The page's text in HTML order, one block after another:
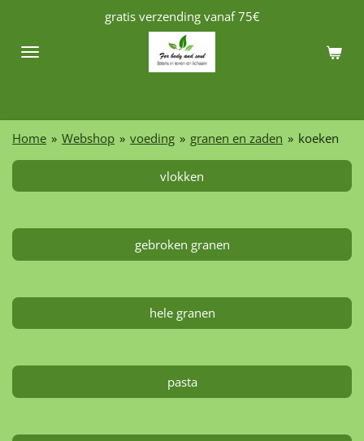
naar
gratis verzending vanaf 75€
Home » Webshop » voeding » granen en zaden » koeken
vlokken
gebroken granen
hele granen
pasta